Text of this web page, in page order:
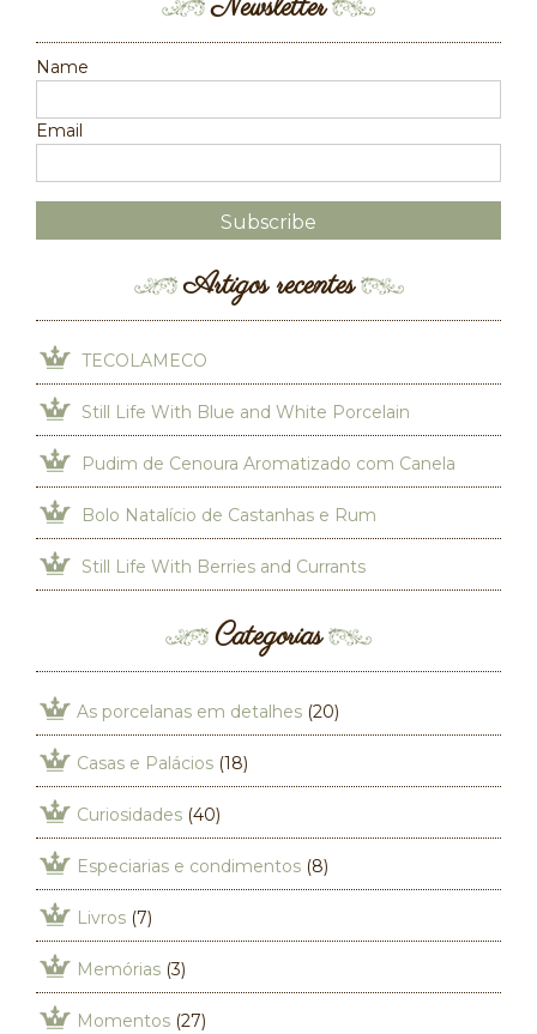
Name
Email
Artigos recentes
TECOLAMECO
Still Life With Blue and White Porcelain
Pudim de Cenoura Aromatizado com Canela
Bolo Natalício de Castanhas e Rum
Still Life With Berries and Currants
Categorias
As porcelanas em detalhes (20)
Casas e Palácios (18)
Curiosidades (40)
Especiarias e condimentos (8)
Livros (7)
Memórias (3)
Momentos (27)